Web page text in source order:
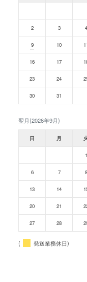
2 3 4
9 10
16 17
23 24
30 31
翌月(2026年9月)
日 月
1
6 7 8
13 14
20 21
27 28
( 発送業務休日)